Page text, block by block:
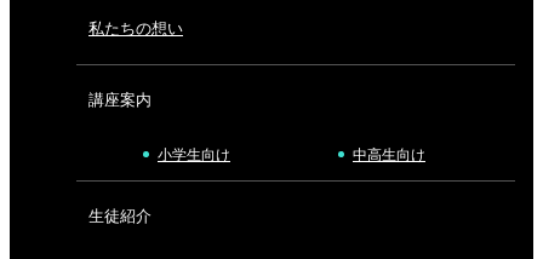
私たちの想い
講座案内
小学生向け 中高生向け
生徒紹介